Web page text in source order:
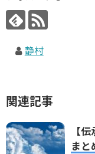
静村
関連記事
【
まと